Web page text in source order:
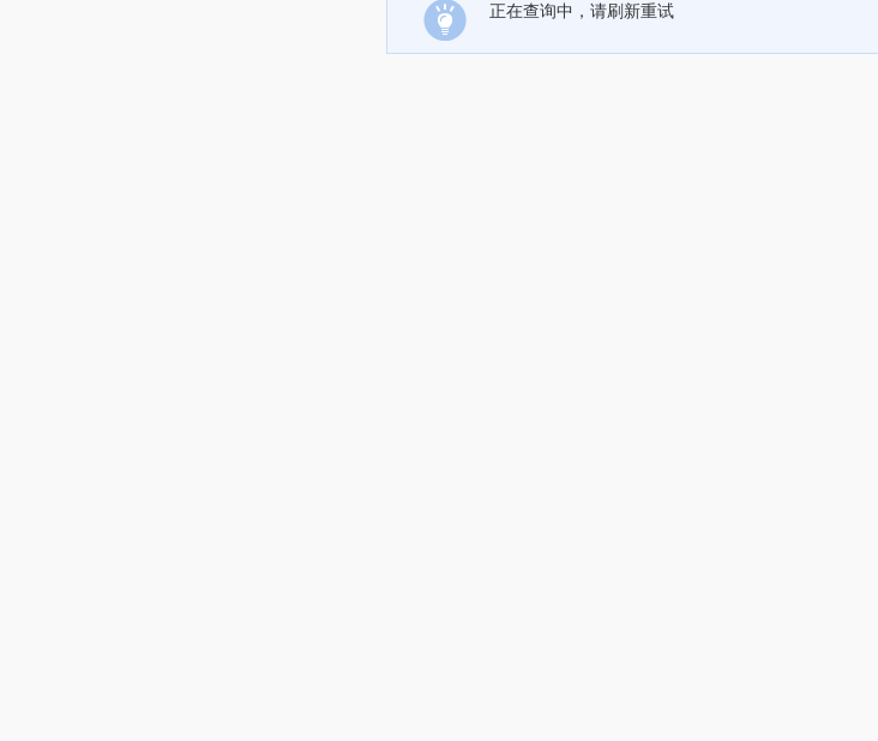
正在查询中，请刷新重试